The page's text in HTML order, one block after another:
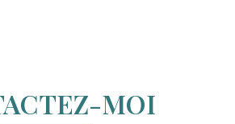
MOI